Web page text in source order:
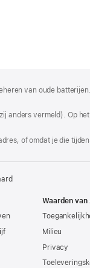
van oude batterijen.
anders vermeld). Op
of omdat je die
Waarden van
Milieu
Privacy